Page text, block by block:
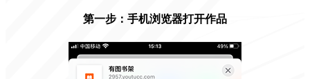
第一步：手机浏览器打开作品